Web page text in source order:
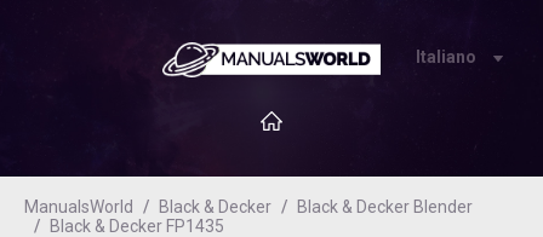
Italiano
ManualsWorld Black & Decker
Black & Decker Blender
Black & Decker FP1435